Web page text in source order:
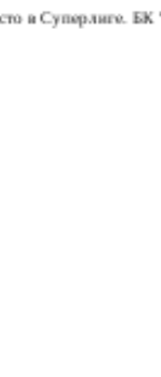
БК "Атаман"